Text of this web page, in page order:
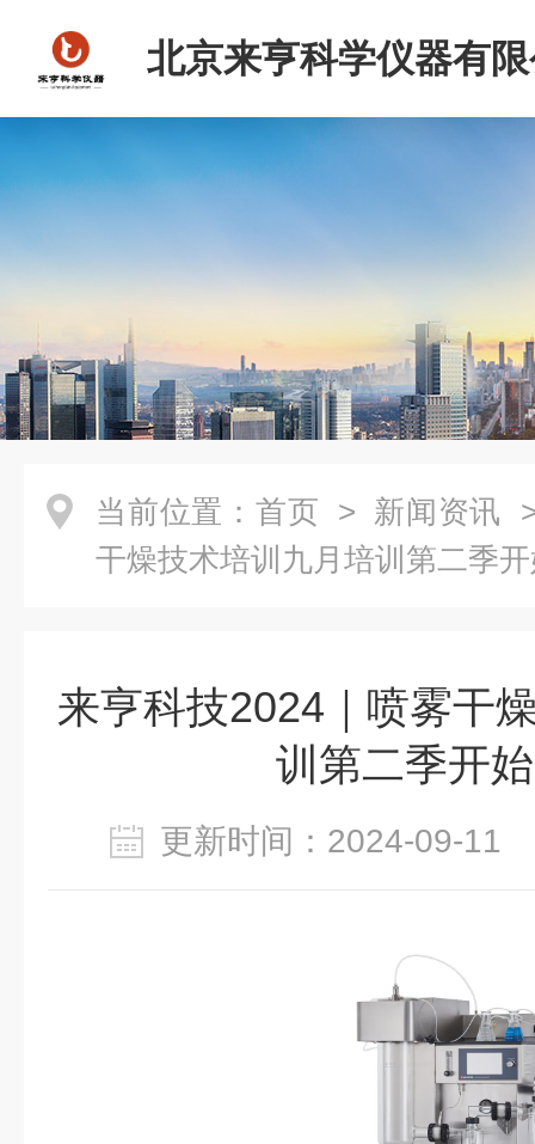
北京来亨科学仪器有
当前位置： 首页 > 新闻资讯
干燥技术培训九月培训第二季
来亨科技2024｜喷雾干
训第二季开
更新时间：2024-09-